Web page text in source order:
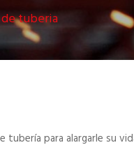
tuberia
tubería para alargarle su